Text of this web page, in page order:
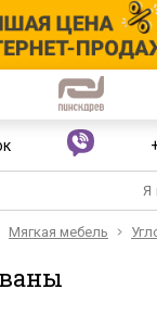
Мягкая мебель